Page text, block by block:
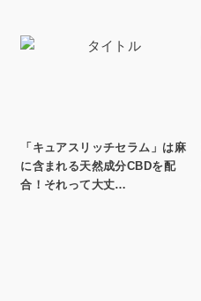
「キュアスリッチセラム」は麻
に含まれる天然成分CBDを配
合！それって大丈…